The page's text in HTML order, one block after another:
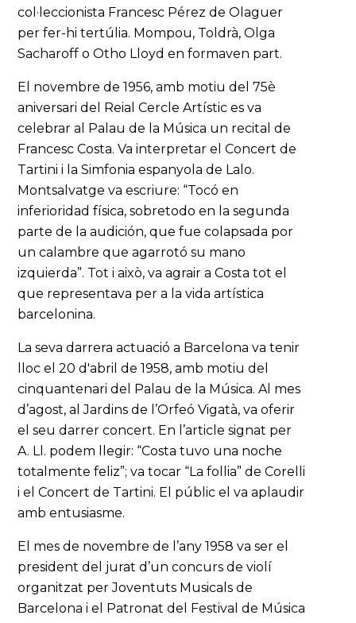
col·leccionista Francesc Pérez de Olaguer
per fer-hi tertúlia. Mompou, Toldrà, Olga
Sacharoff o Otho Lloyd en formaven part.
El novembre de 1956, amb motiu del 75è
aniversari del Reial Cercle Artístic es va
celebrar al Palau de la Música un recital de
Francesc Costa. Va interpretar el Concert de
Tartini i la Simfonia espanyola de Lalo.
Montsalvatge va escriure: “Tocó en
inferioridad física, sobretodo en la segunda
parte de la audición, que fue colapsada por
un calambre que agarrotó su mano
izquierda”. Tot i això, va agrair a Costa tot el
que representava per a la vida artística
barcelonina.
La seva darrera actuació a Barcelona va tenir
lloc el 20 d'abril de 1958, amb motiu del
cinquantenari del Palau de la Música. Al mes
d’agost, al Jardins de l’Orfeó Vigatà, va oferir
el seu darrer concert. En l’article signat per
A. Ll. podem llegir: “Costa tuvo una noche
totalmente feliz”; va tocar “La follia” de Corelli
i el Concert de Tartini. El públic el va aplaudir
amb entusiasme.
El mes de novembre de l’any 1958 va ser el
president del jurat d’un concurs de violí
organitzat per Joventuts Musicals de
Barcelona i el Patronat del Festival de Música